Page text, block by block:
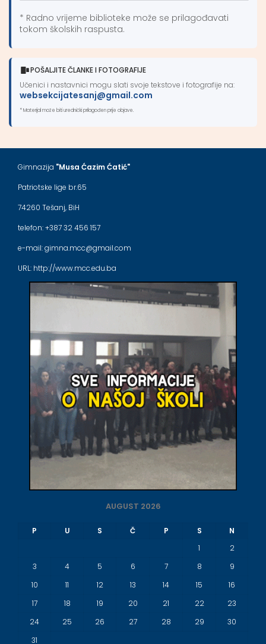
* Radno vrijeme biblioteke može se prilagođavati
tokom školskih raspusta.
POŠALJITE ČLANKE I FOTOGRAFIJE
Učenici i nastavnici mogu slati svoje tekstove i fotografije na:
websekcijatesanj@gmail.com
* Materijal može biti urednički prilagođen prije objave.
Gimnazija "Musa Ćazim Ćatić"
Patriotske lige br.65
74260 Tešanj, BiH
telefon: +387 32 456 157
e-mail: gimna.mcc@gmail.com
URL: http://www.mcc.edu.ba
AUGUST 2026
P U S Č P S
N
1
2
3
4 5 6 7 8
9
10
11 12 13 14 15
16
17
18 19 20 21 22
23
24
25 26 27 28 29
30
31